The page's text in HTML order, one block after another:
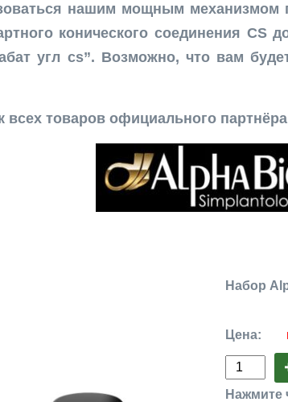
нашим мощным механизмом
конического соединения CS
угл cs”. Возможно, что вам
всех товаров официального
Набор
Цена:
Нажмите